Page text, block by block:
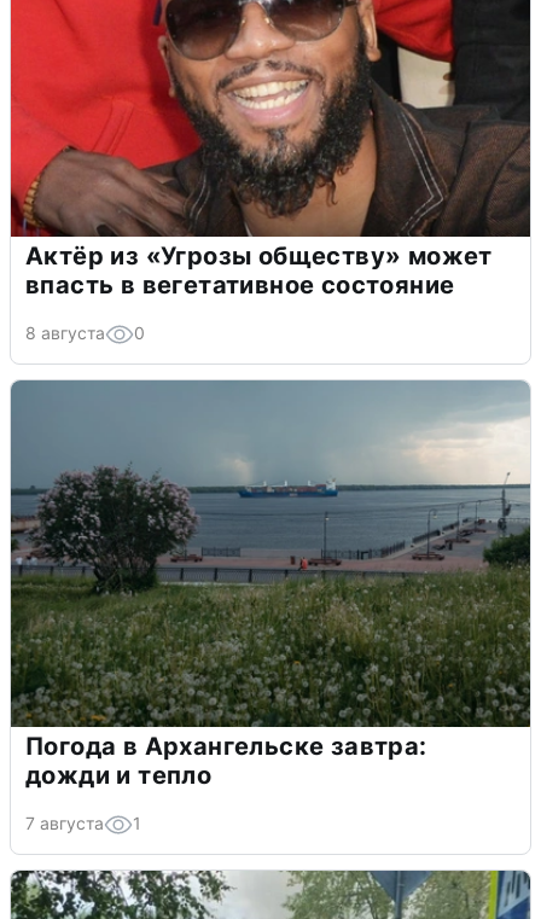
Актёр из «Угрозы обществу» может
впасть в вегетативное состояние
8 августа 0
Погода в Архангельске завтра:
дожди и тепло
7 августа 1